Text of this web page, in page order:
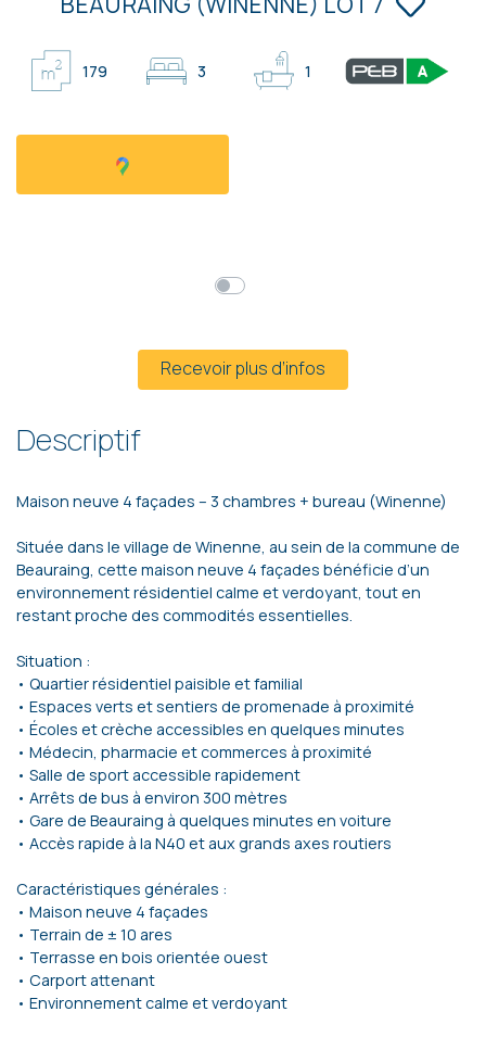
179 3 1
Recevoir plus d’infos
Descriptif
Maison neuve 4 façades – 3 chambres + bureau (Winenne)
Située dans le village de Winenne, au sein de la commune de
Beauraing, cette maison neuve 4 façades bénéficie d’un
environnement résidentiel calme et verdoyant, tout en
restant proche des commodités essentielles.
Situation :
• Quartier résidentiel paisible et familial
• Espaces verts et sentiers de promenade à proximité
• Écoles et crèche accessibles en quelques minutes
• Médecin, pharmacie et commerces à proximité
• Salle de sport accessible rapidement
• Arrêts de bus à environ 300 mètres
• Gare de Beauraing à quelques minutes en voiture
• Accès rapide à la N40 et aux grands axes routiers
Caractéristiques générales :
• Maison neuve 4 façades
• Terrain de ± 10 ares
• Terrasse en bois orientée ouest
• Carport attenant
• Environnement calme et verdoyant